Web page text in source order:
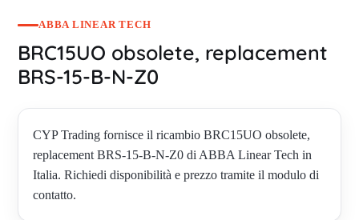
ABBA LINEAR TECH
BRC15UO obsolete, replacement
BRS-15-B-N-Z0
CYP Trading fornisce il ricambio BRC15UO obsolete,
replacement BRS-15-B-N-Z0 di ABBA Linear Tech in
Italia. Richiedi disponibilità e prezzo tramite il modulo di
contatto.